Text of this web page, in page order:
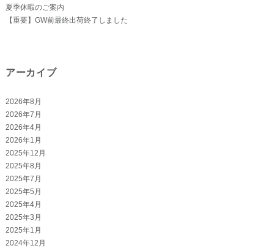
夏季休暇のご案内
【重要】GW前最終出荷終了しました
アーカイブ
2026年8月
2026年7月
2026年4月
2026年1月
2025年12月
2025年8月
2025年7月
2025年5月
2025年4月
2025年3月
2025年1月
2024年12月